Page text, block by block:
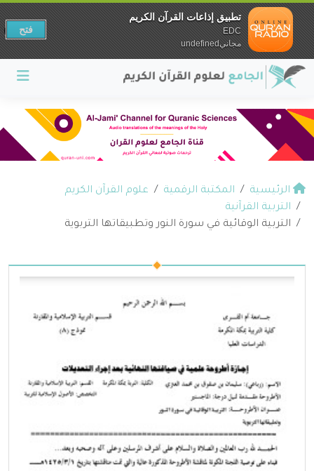
الرئيسية المكتبة الرقمية
علوم القرآن الكريم
التربية القرآنية
التربية الوقائية في سورة النور وتطبيقاتها التربوية
تطبيق إذاعات القرآن الكريم
EDC
مجانيundefined
فتح